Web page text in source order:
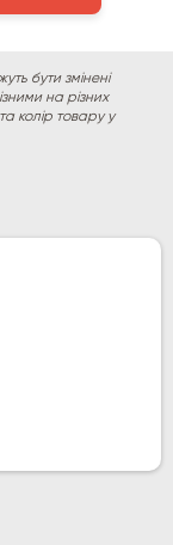
бути змінені
на різних
колір товару у